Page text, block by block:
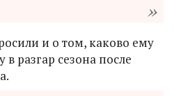
и о том, каково ему
разгар сезона после